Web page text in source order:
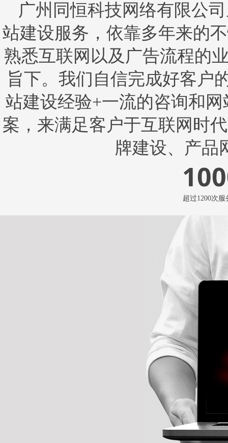
广州同恒科技网络有限公
站建设服务，依靠多年来的
熟悉互联网以及广告流程的
旨下。我们自信完成好客户
站建设经验+一流的咨询和
案，来满足客户于互联网时
牌建设、产品
超过1200次服